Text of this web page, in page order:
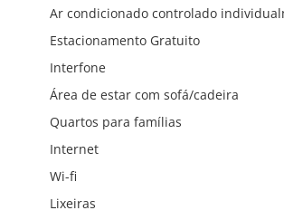
Ar condicionado controlado
Estacionamento Gratuito
Interfone
Área de estar com sofá/cadeira
Quartos para famílias
Internet
Wi-fi
Lixeiras